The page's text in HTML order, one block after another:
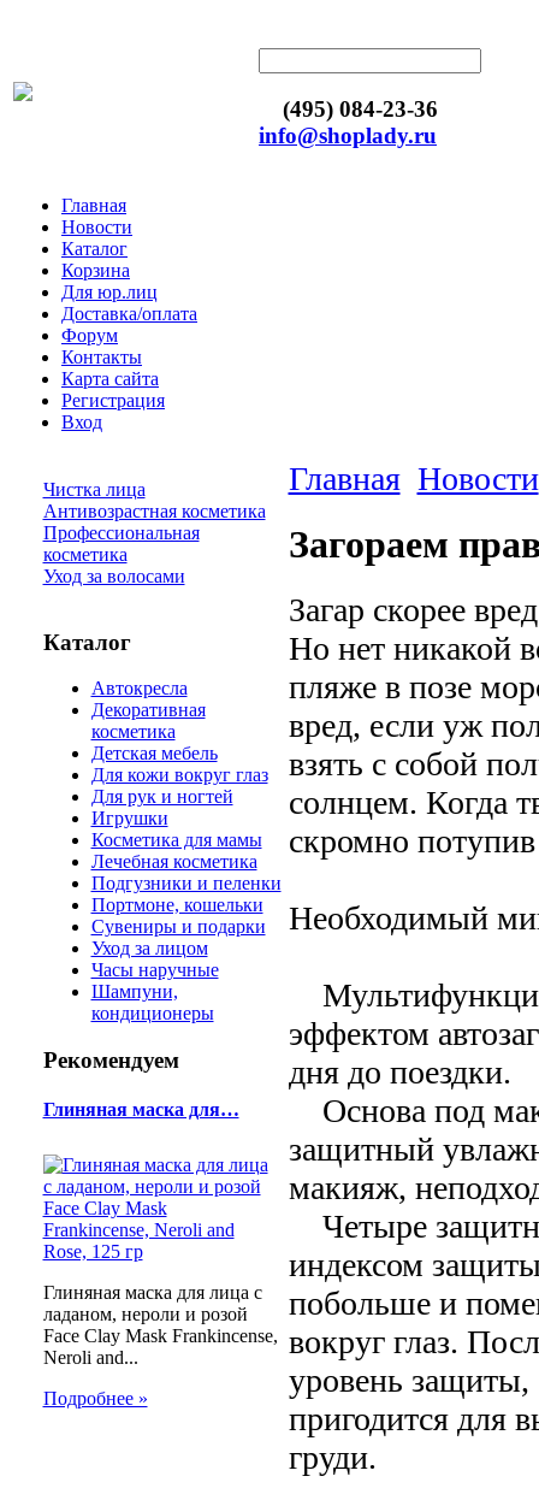
(495) 084-23-36
info@shoplady.ru
Главная
Новости
Каталог
Корзина
Для юр.лиц
Доставка/оплата
Форум
Контакты
Карта сайта
Регистрация
Вход
Чистка лица
Антивозрастная косметика
Профессиональная
косметика
Уход за волосами
Каталог
Автокресла
Декоративная
косметика
Детская мебель
Для кожи вокруг глаз
Для рук и ногтей
Игрушки
Косметика для мамы
Лечебная косметика
Подгузники и пеленки
Портмоне, кошельки
Сувениры и подарки
Уход за лицом
Часы наручные
Шампуни,
кондиционеры
Рекомендуем
Глиняная маска для…
Глиняная маска для лица с
ладаном, нероли и розой
Face Clay Mask Frankincense,
Neroli and...
Подробнее »
Главная Новости
Загораем
Загар скорее
Но нет никакой
пляже в позе
вред, если уж
взять с собой
солнцем. Когда
скромно
Необходимый
эффектом
дня до поездки.
Основа под
защитный
макияж,
Четыре
индексом
побольше и
вокруг глаз.
уровень
пригодится для
груди.